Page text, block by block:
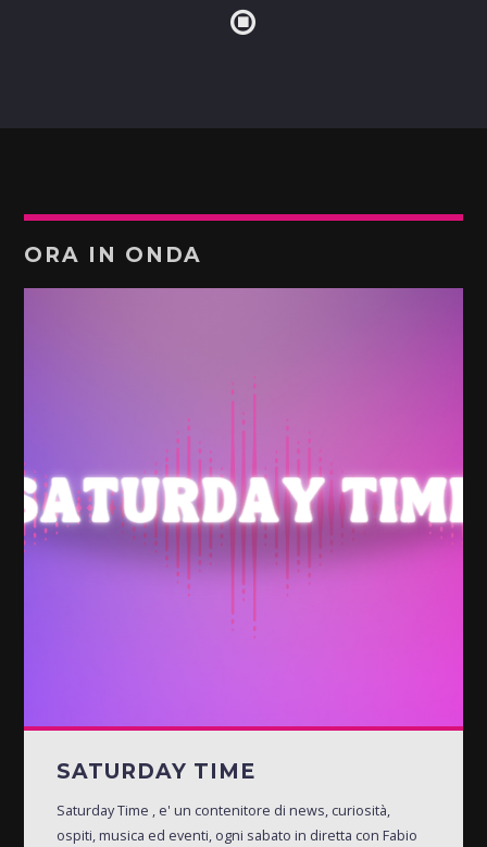
ORA IN ONDA
SATURDAY TIME
Saturday Time , e' un contenitore di news, curiosità,
ospiti, musica ed eventi, ogni sabato in diretta con Fabio